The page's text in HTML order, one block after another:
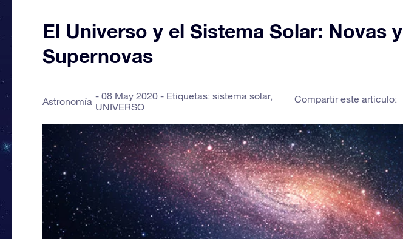
El Universo y el Sistema Solar: Novas y
Supernovas
Astronomía 08 May 2020 - Etiquetas: sistema solar,
UNIVERSO
Compartir este artículo: